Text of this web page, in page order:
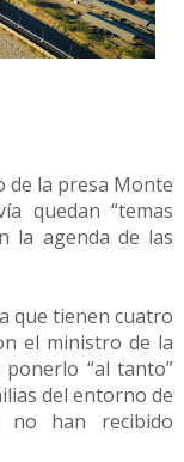
de la presa Monte
quedan “temas
la agenda de las
que tienen cuatro
el ministro de la
ponerlo “al tanto”
del entorno de
no han recibido